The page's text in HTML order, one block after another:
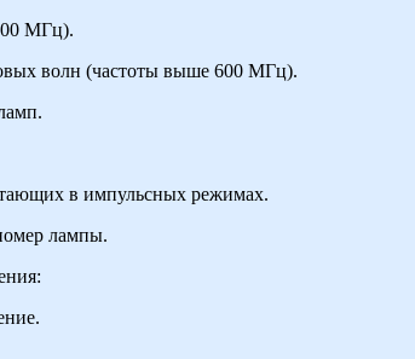
МГц).
волн (частоты выше 600 МГц).
в импульсных режимах.
лампы.